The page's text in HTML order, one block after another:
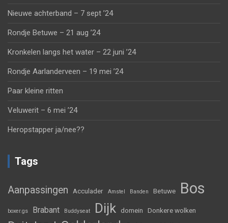
Nieuwe achterband – 7 sept ’24
Rondje Betuwe – 21 aug ’24
Kronkelen langs het water – 22 juni ’24
Rondje Aarlanderveen – 19 mei ’24
Paar kleine ritten
Veluwerit – 6 mei ’24
Heropstapper ja/nee??
Tags
Aanpassingen Acculader Amstel Banden Betuwe Bos
boxer.gs Brabant Buddyseat Dijk domein Donkere wolken